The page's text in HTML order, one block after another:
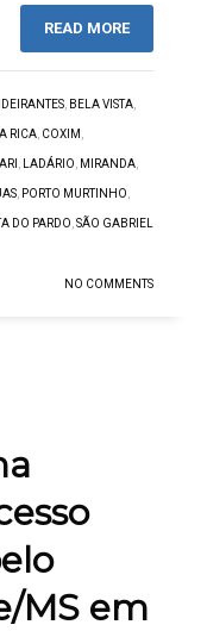
READ MORE
BELA VISTA
RICA COXIM
LADÁRIO MIRANDA
PORTO MURTINHO
DO PARDO SÃO GABRIEL
NO COMMENTS
MS em